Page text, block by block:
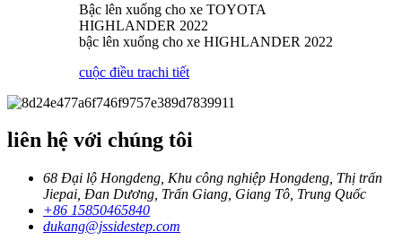
Bậc lên xuống cho xe TOYOTA
HIGHLANDER 2022
bậc lên xuống cho xe HIGHLANDER 2022
cuộc điều trachi tiết
liên hệ với chúng tôi
68 Đại lộ Hongdeng, Khu công nghiệp Hongdeng, Thị trấn
Jiepai, Đan Dương, Trấn Giang, Giang Tô, Trung Quốc
+86 15850465840
dukang@jssidestep.com